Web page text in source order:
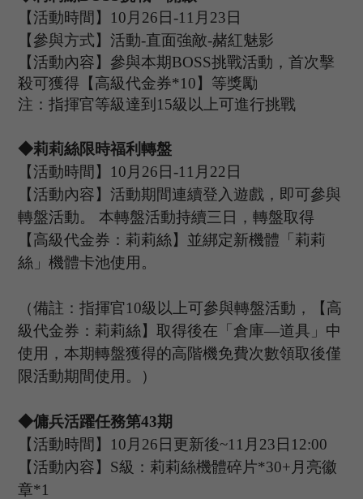
【活動時間】 10 月 26 日-11 月 23 日
【參與方式】 活動-直面強敵-赭紅魅影
【活動內容】參與本期BOSS挑戰活動，首次擊
殺可獲得【高級代金券*10】等獎勵
注：指揮官等級達到 15級以上可進行挑戰
◆莉莉絲限時福利轉盤
【活動時間】 10 月 26 日-11 月 22 日
【活動內容】活動期間連續登入遊戲，即可參與
轉盤活動。
本轉盤活動持續三日，轉盤取得
【高級代金券：莉莉絲】並綁定新機體「莉莉
絲」機體卡池使用。
（備註：指揮官10級以上可參與轉盤活動，【高
級代金券：莉莉絲】取得後在「倉庫—道具」中
使用，本期轉盤獲得的高階機免費次數領取後僅
限活動期間使用。）
◆傭兵活躍任務第43期
【活動時間】 10 月 26 日更新後~11 月 23 日 12:00
【活動內容】 S級：莉莉絲機體碎片*30+月亮徽
章*1